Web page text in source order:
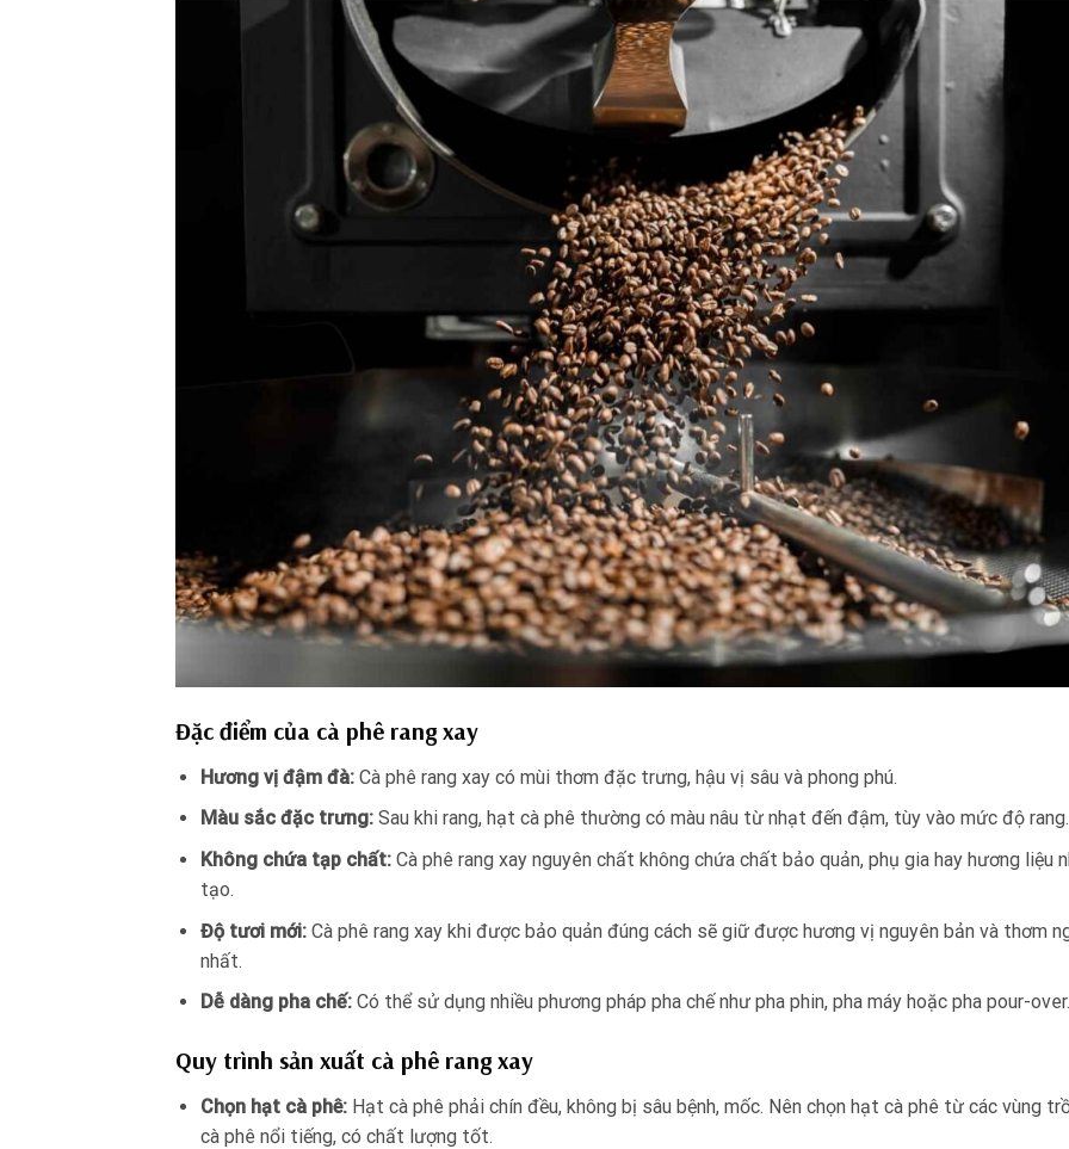
Đặc điểm của cà phê rang xay
Hương vị đậm đà:Cà phê rang xay có mùi thơm đặc trưng, hậu vị sâu và phong phú.
Màu sắc đặc trưng:Sau khi rang, hạt cà phê thường có màu nâu từ nhạt đến đậm, tùy vào mức độ rang.
Không chứa tạp chất:Cà phê rang xay nguyên chất không chứa chất bảo quản, phụ gia hay hương liệu
tạo.
Độ tươi mới:Cà phê rang xay khi được bảo quản đúng cách sẽ giữ được hương vị nguyên bản và thơm
nhất.
Dễ dàng pha chế:Có thể sử dụng nhiều phương pháp pha chế như pha phin, pha máy hoặc pha pour-over.
Quy trình sản xuất cà phê rang xay
Chọn hạt cà phê:Hạt cà phê phải chín đều, không bị sâu bệnh, mốc. Nên chọn hạt cà phê từ các vùng
cà phê nổi tiếng, có chất lượng tốt.